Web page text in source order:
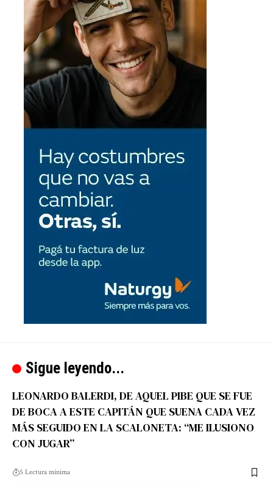
Sigue leyendo...
LEONARDO BALERDI, DE AQUEL PIBE QUE SE FUE
DE BOCA A ESTE CAPITÁN QUE SUENA CADA VEZ
MÁS SEGUIDO EN LA SCALONETA: “ME ILUSIONO
CON JUGAR”
5 Lectura mínima